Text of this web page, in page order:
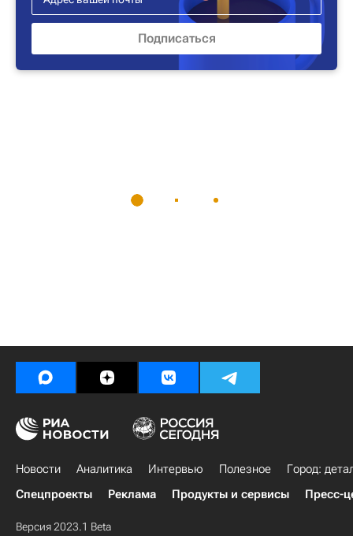
Новости Аналитика Интервью Полезное
Город:
Спецпроекты
Реклама Продукты и сервисы Пресс-
Версия 2023.1 Beta